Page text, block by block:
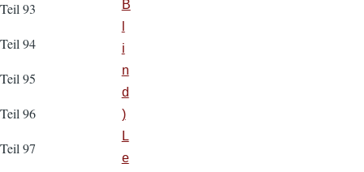
Teil 93
Teil 94
Teil 95
Teil 96
Teil 97
B
i
n
d
)
L
e